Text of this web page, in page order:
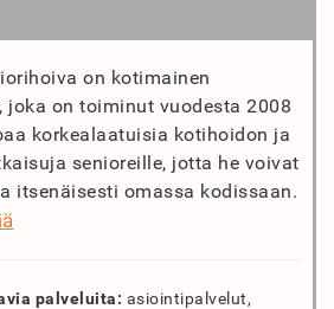
on kotimainen
joka on toiminut vuodesta 2008
korkealaatuisia kotihoidon ja
senioreille, jotta he voivat
itsenäisesti omassa kodissaan.
palveluita: asiointipalvelut,